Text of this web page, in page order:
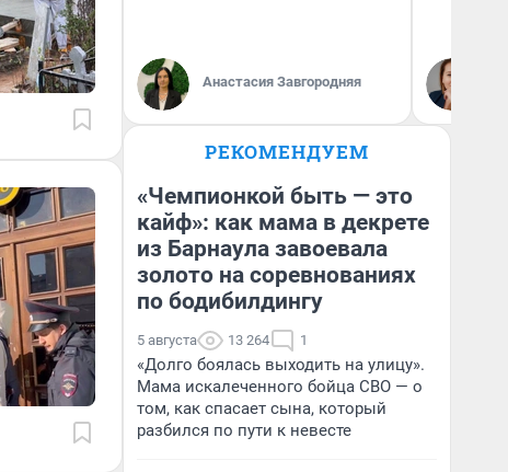
Анастасия Завгородняя
РЕКОМЕНДУЕМ
«Чемпионкой быть — это
кайф»: как мама в декрете
из Барнаула завоевала
золото на соревнованиях
по бодибилдингу
5 августа 13 264 1
«Долго боялась выходить на улицу».
Мама искалеченного бойца СВО — о
том, как спасает сына, который
разбился по пути к невесте